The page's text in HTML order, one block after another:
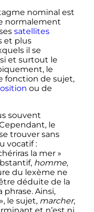
nominal est
normalement
satellites
et plus
il se
et surtout le
le
fonction de sujet,
ou de
souvent
le
trouver sans
vocatif :
la mer »
homme,
du lexème ne
déduite de la
phrase. Ainsi,
», le sujet, marcher,
et n’est ni